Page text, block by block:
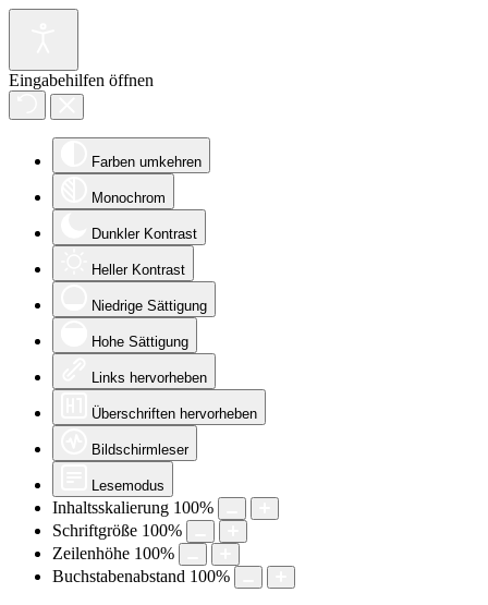
Eingabehilfen öffnen
Farben umkehren
Monochrom
Dunkler Kontrast
Heller Kontrast
Niedrige Sättigung
Hohe Sättigung
Links hervorheben
Überschriften hervorheben
Bildschirmleser
Lesemodus
Inhaltsskalierung 100%
Schriftgröße 100%
Zeilenhöhe 100%
Buchstabenabstand 100%